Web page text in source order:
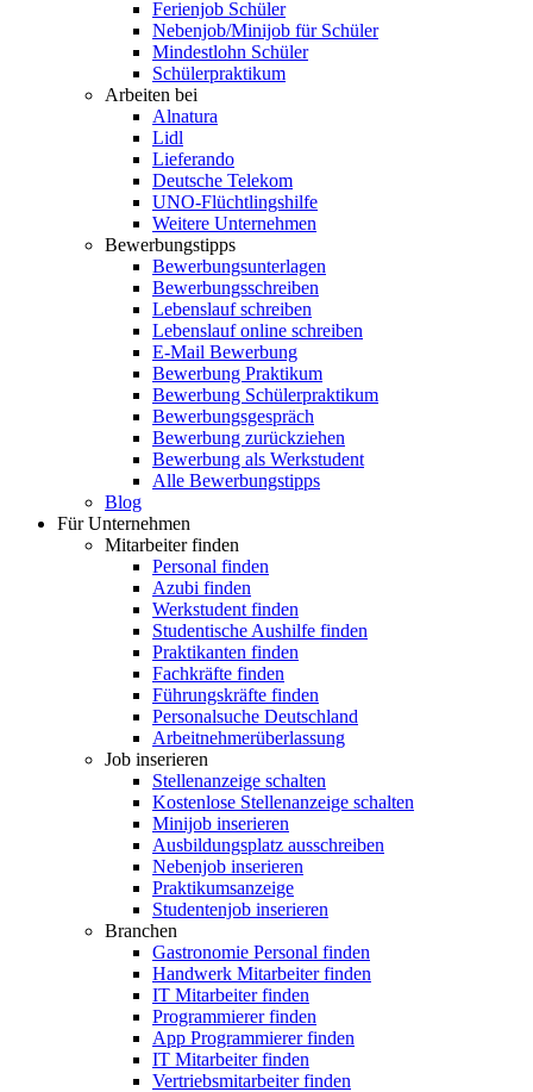
Ferienjob Schüler
Nebenjob/Minijob für Schüler
Mindestlohn Schüler
Schülerpraktikum
Arbeiten bei
Alnatura
Lidl
Lieferando
Deutsche Telekom
UNO-Flüchtlingshilfe
Weitere Unternehmen
Bewerbungstipps
Bewerbungsunterlagen
Bewerbungsschreiben
Lebenslauf schreiben
Lebenslauf online schreiben
E-Mail Bewerbung
Bewerbung Praktikum
Bewerbung Schülerpraktikum
Bewerbungsgespräch
Bewerbung zurückziehen
Bewerbung als Werkstudent
Alle Bewerbungstipps
Blog
Für Unternehmen
Mitarbeiter finden
Personal finden
Azubi finden
Werkstudent finden
Studentische Aushilfe finden
Praktikanten finden
Fachkräfte finden
Führungskräfte finden
Personalsuche Deutschland
Arbeitnehmerüberlassung
Job inserieren
Stellenanzeige schalten
Kostenlose Stellenanzeige schalten
Minijob inserieren
Ausbildungsplatz ausschreiben
Nebenjob inserieren
Praktikumsanzeige
Studentenjob inserieren
Branchen
Gastronomie Personal finden
Handwerk Mitarbeiter finden
IT Mitarbeiter finden
Programmierer finden
App Programmierer finden
IT Mitarbeiter finden
Vertriebsmitarbeiter finden